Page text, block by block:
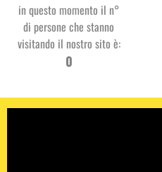
Studio
Dentistico
in questo momento il n°
di persone che stanno
visitando il nostro sito è:
0